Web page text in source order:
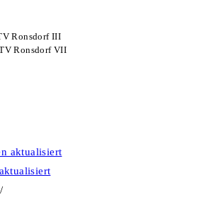
Ronsdorf III
Ronsdorf VII
/